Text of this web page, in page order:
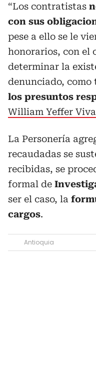
“Los contratistas
con sus
pese a ello se le
honorarios, con el
determinar la
denunciado, como
los presuntos
William Yeffer
La Personería
recaudadas se
recibidas, se
formal de
ser el caso, la
cargos.
Antioquia